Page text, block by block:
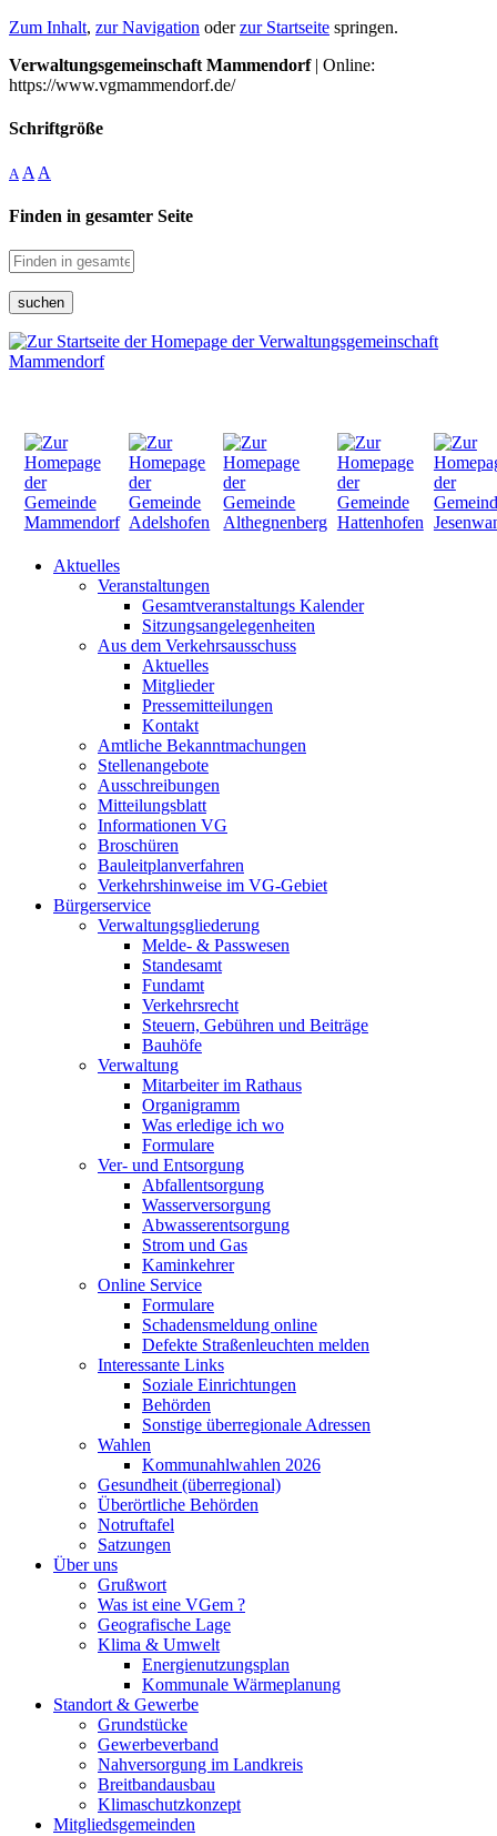
Zum Inhalt, zur Navigation oderzur Startseite springen.
Verwaltungsgemeinschaft Mammendorf| Online:
https://www.vgmammendorf.de/
Schriftgröße
A A A
Finden in gesamter Seite
suchen
Aktuelles
Veranstaltungen
Gesamtveranstaltungs Kalender
Sitzungsangelegenheiten
Aus dem Verkehrsausschuss
Aktuelles
Mitglieder
Pressemitteilungen
Kontakt
Amtliche Bekanntmachungen
Stellenangebote
Ausschreibungen
Mitteilungsblatt
Informationen VG
Broschüren
Bauleitplanverfahren
Verkehrshinweise im VG-Gebiet
Bürgerservice
Verwaltungsgliederung
Melde- & Passwesen
Standesamt
Fundamt
Verkehrsrecht
Steuern, Gebühren und Beiträge
Bauhöfe
Verwaltung
Mitarbeiter im Rathaus
Organigramm
Was erledige ich wo
Formulare
Ver- und Entsorgung
Abfallentsorgung
Wasserversorgung
Abwasserentsorgung
Strom und Gas
Kaminkehrer
Online Service
Formulare
Schadensmeldung online
Defekte Straßenleuchten melden
Interessante Links
Soziale Einrichtungen
Behörden
Sonstige überregionale Adressen
Wahlen
Kommunahlwahlen 2026
Gesundheit (überregional)
Überörtliche Behörden
Notruftafel
Satzungen
Über uns
Grußwort
Was ist eine VGem ?
Geografische Lage
Klima & Umwelt
Energienutzungsplan
Kommunale Wärmeplanung
Standort & Gewerbe
Grundstücke
Gewerbeverband
Nahversorgung im Landkreis
Breitbandausbau
Klimaschutzkonzept
Mitgliedsgemeinden